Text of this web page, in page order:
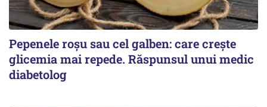
Pepenele roșu sau cel galben: care crește
glicemia mai repede. Răspunsul unui medic
diabetolog